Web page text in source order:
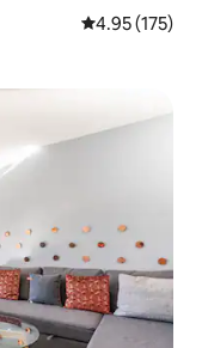
Calificación
4.95 (175)